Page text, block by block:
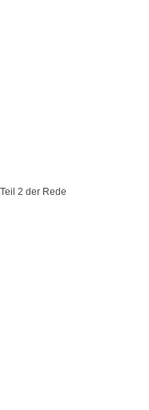
Teil 2 der Rede